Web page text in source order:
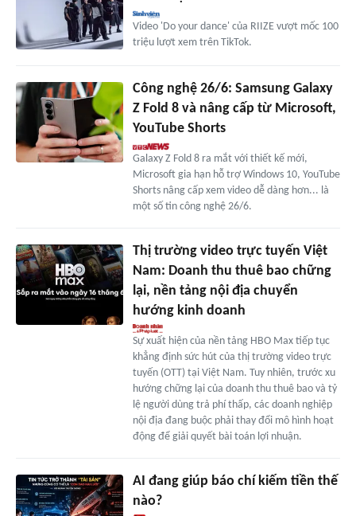
Video 'Do your dance' của RIIZE vượt mốc 100
triệu lượt xem trên TikTok.
Công nghệ 26/6: Samsung Galaxy
Z Fold 8 và nâng cấp từ Microsoft,
YouTube Shorts
Galaxy Z Fold 8 ra mắt với thiết kế mới,
Microsoft gia hạn hỗ trợ Windows 10, YouTube
Shorts nâng cấp xem video dễ dàng hơn... là
một số tin công nghệ 26/6.
Thị trường video trực tuyến Việt
Nam: Doanh thu thuê bao chững
lại, nền tảng nội địa chuyển
hướng kinh doanh
Sự xuất hiện của nền tảng HBO Max tiếp tục
khẳng định sức hút của thị trường video trực
tuyến (OTT) tại Việt Nam. Tuy nhiên, trước xu
hướng chững lại của doanh thu thuê bao và tỷ
lệ người dùng trả phí thấp, các doanh nghiệp
nội địa đang buộc phải thay đổi mô hình hoạt
động để giải quyết bài toán lợi nhuận.
AI đang giúp báo chí kiếm tiền thế
nào?